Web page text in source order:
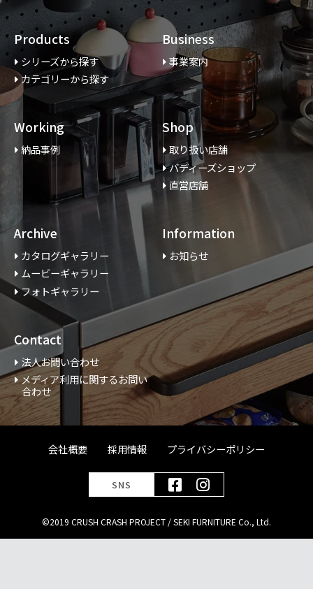
Products
シリーズから探す
カテゴリーから探す
Business
事業案内
Working
納品事例
Shop
取り扱い店舗
バディーズショップ
直営店舗
Archive
カタログギャラリー
ムービーギャラリー
フォトギャラリー
Information
お知らせ
Contact
法人お問い合わせ
メディア利用に関するお問い
合わせ
会社概要 採用情報 プライバシーポリシー
SNS
©2019 CRUSH CRASH PROJECT / SEKI FURNITURE Co., Ltd.